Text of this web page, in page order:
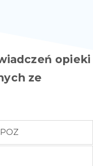
opieki
ze